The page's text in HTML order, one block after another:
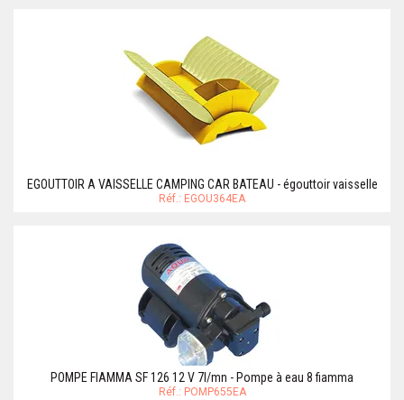
EGOUTTOIR A VAISSELLE CAMPING CAR BATEAU - égouttoir vaisselle
Réf.: EGOU364EA
POMPE FIAMMA SF 126 12 V 7l/mn - Pompe à eau 8 fiamma
Réf.: POMP655EA